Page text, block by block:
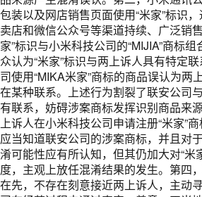
包装以及网店销售页面使用“米家”标识
卖店和微信公众号等渠道持续、广泛销
家”标识与小米科技公司的“MIJIA”商标
众认为“米家”标识与两上诉人具有特定
司使用“MIKA米家”商标的商品误认为两
在某种联系。上述行为割裂了联安公司
有联系，妨碍涉案商标发挥识别商品来
上诉人在小米科技公司申请注册“米家”
应当知道联安公司的涉案商标，并且对
淆可能性应有所认知，但其仍加大对“米
度，主观上放任混淆结果的发生。第四
在先，不存在刻意接近两上诉人，主动